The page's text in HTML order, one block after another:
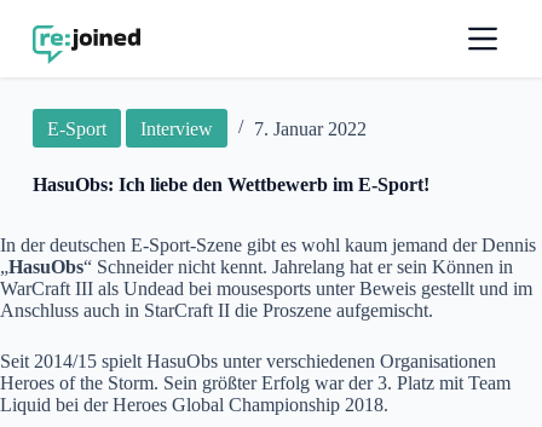
Z
n
p
r
i
n
n
E-Sport Interview 7. Januar 2022
HasuObs: Ich liebe den Wettbewerb im E-Sport!
In der deutschen E-Sport-Szene gibt es wohl kaum jemand der Dennis
„HasuObs“ Schneider nicht kennt. Jahrelang hat er sein Können in
WarCraft III als Undead bei mousesports unter Beweis gestellt und im
Anschluss auch in StarCraft II die Proszene aufgemischt.
Seit 2014/15 spielt HasuObs unter verschiedenen Organisationen
Heroes of the Storm. Sein größter Erfolg war der 3. Platz mit Team
Liquid bei der Heroes Global Championship 2018.